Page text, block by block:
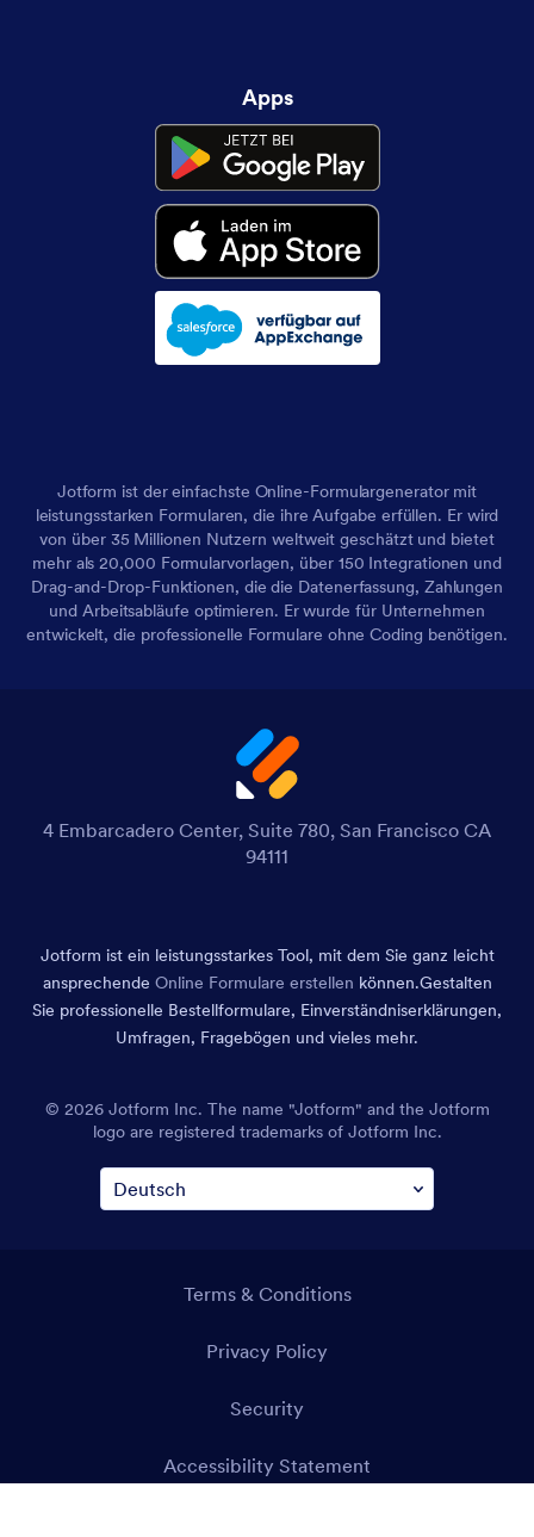
Apps
Jotform ist der einfachste Online-Formulargenerator mit
leistungsstarken Formularen, die ihre Aufgabe erfüllen. Er wird
von über 35 Millionen Nutzern weltweit geschätzt und bietet
mehr als 20,000 Formularvorlagen, über 150 Integrationen und
Drag-and-Drop-Funktionen, die die Datenerfassung, Zahlungen
und Arbeitsabläufe optimieren. Er wurde für Unternehmen
entwickelt, die professionelle Formulare ohne Coding benötigen.
4 Embarcadero Center, Suite 780, San Francisco CA
94111
Jotform ist ein leistungsstarkes Tool, mit dem Sie ganz leicht
ansprechende Online Formulare erstellen können.Gestalten
Sie professionelle Bestellformulare, Einverständniserklärungen,
Umfragen, Fragebögen und vieles mehr.
© 2026 Jotform Inc. Der Name „Jotform“ und das Jotform-
Logo sind eingetragene Markenzeichen von Jotform Inc.
AGB
Datenschutz
Sicherheit
Erklärung zur Barrierefreiheit